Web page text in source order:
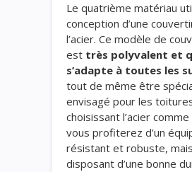
Le quatrième matériau
conception d’une
l’acier. Ce modèle de
est très polyvalent et
s’adapte à toutes les
tout de même être
envisagé pour les
choisissant l’acier
vous profiterez d’un
résistant et robuste,
disposant d’une bonne